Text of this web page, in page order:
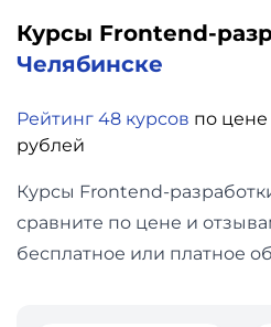
Курсы Frontend-
Челябинске
Рейтинг 48 курсов по цене
рублей
Курсы Frontend-
сравните по цене и
бесплатное или платное
Бизнес
финансы
Дизайн
Аналитика